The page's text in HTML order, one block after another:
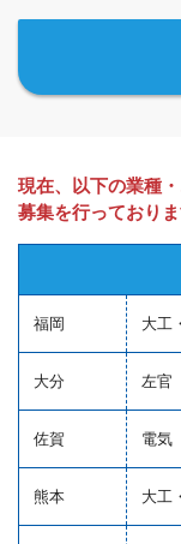
現在、以下の業種
募集を行っておりま
福岡 大工
大分 左官
佐賀 電気
熊本 大工